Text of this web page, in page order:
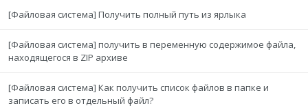
[Файловая система] Получить полный путь из ярлыка
[Файловая система] получить в переменную содержимое файла,
находящегося в ZIP архиве
[Файловая система] Как получить список файлов в папке и
записать его в отдельный файл?